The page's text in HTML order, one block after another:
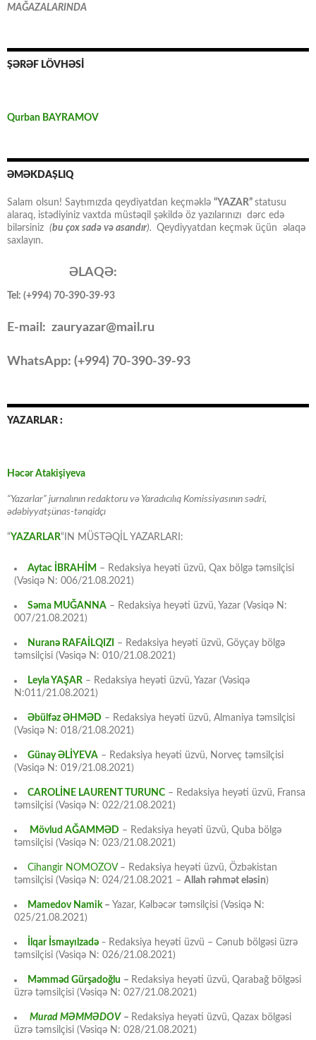
MAĞAZALARINDA
ŞƏRƏF LÖVHƏSİ
Qurban BAYRAMOV
ƏMƏKDAŞLIQ
Salam olsun! Saytımızda qeydiyatdan keçməklə “YAZAR” statusu
alaraq, istədiyiniz vaxtda müstəqil şəkildə öz yazılarınızı dərc edə
bilərsiniz (bu çox sadə və asandır). Qeydiyyatdan keçmək üçün əlaqə
saxlayın.
ƏLAQƏ:
Tel: (+994) 70-390-39-93
E-mail: zauryazar@mail.ru
WhatsApp: (+994) 70-390-39-93
YAZARLAR :
Həcər Atakişiyeva
“Yazarlar” jurnalının redaktoru və Yaradıcılıq Komissiyasının sədri,
ədəbiyyatşünas-tənqidçı
“YAZARLAR“IN MÜSTƏQİL YAZARLARI:
Aytac İBRAHİM – Redaksiya heyəti üzvü, Qax bölgə təmsilçisi
(Vəsiqə N: 006/21.08.2021)
Səma MUĞANNA – Redaksiya heyəti üzvü, Yazar (Vəsiqə N:
007/21.08.2021)
Nuranə RAFAİLQIZI
– Redaksiya heyəti üzvü, Göyçay bölgə
təmsilçisi (Vəsiqə N: 010/21.08.2021)
Leyla YAŞAR – Redaksiya heyəti üzvü, Yazar (Vəsiqə
N:011/21.08.2021)
Əbülfəz ƏHMƏD – Redaksiya heyəti üzvü, Almaniya təmsilçisi
(Vəsiqə N: 018/21.08.2021)
Günay ƏLİYEVA – Redaksiya heyəti üzvü, Norveç təmsilçisi
(Vəsiqə N: 019/21.08.2021)
CAROLİNE LAURENT TURUNC – Redaksiya heyəti üzvü, Fransa
təmsilçisi (Vəsiqə N: 022/21.08.2021)
Mövlud AĞAMMƏD – Redaksiya heyəti üzvü, Quba bölgə
təmsilçisi (Vəsiqə N: 023/21.08.2021)
Cihangir NOMOZOV– Redaksiya heyəti üzvü, Özbəkistan
təmsilçisi (Vəsiqə N: 024/21.08.2021 – Allah rəhmət eləsin)
Mamedov Namik– Yazar, Kəlbəcər təmsilçisi (Vəsiqə N:
025/21.08.2021)
İlqar İsmayılzadə – Redaksiya heyəti üzvü – Cənub bölgəsi üzrə
təmsilçisi (Vəsiqə N: 026/21.08.2021)
Məmməd Gürşadoğlu – Redaksiya heyəti üzvü, Qarabağ bölgəsi
üzrə təmsilçisi (Vəsiqə N: 027/21.08.2021)
Murad MƏMMƏDOV – Redaksiya heyəti üzvü, Qazax bölgəsi
üzrə təmsilçisi (Vəsiqə N: 028/21.08.2021)